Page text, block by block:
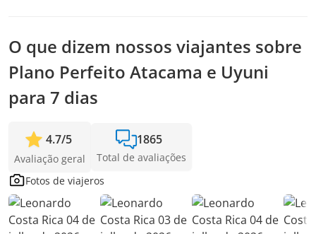
O que dizem nossos viajantes sobre
Plano Perfeito Atacama e Uyuni
para 7 dias
4.7/5
Avaliação geral
1865
Total de avaliações
Fotos de viajeros